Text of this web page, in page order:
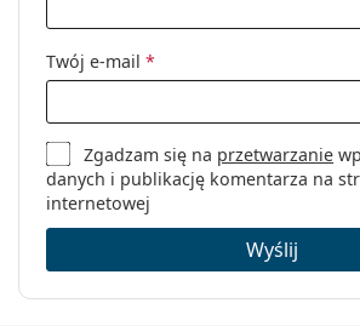
Marka:
Kod:
Twój e-mail *
Zgadzam się na przetwarzanie
danych i publikację komentarza na
internetowej
Wyślij